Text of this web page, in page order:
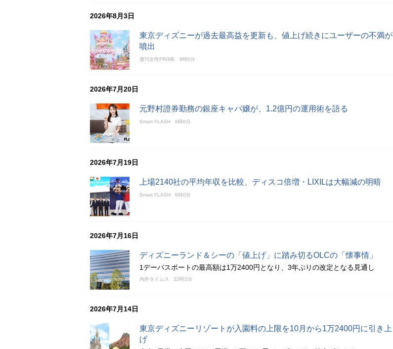
2026年8月3日
東京ディズニーが過去最高益を更新も、値上げ続きにユーザーの不満が
噴出
週刊女性PRIME 9時0分
2026年7月20日
元野村證券勤務の銀座キャバ嬢が、1.2億円の運用術を語る
Smart FLASH 6時0分
2026年7月19日
上場2140社の平均年収を比較、ディスコ倍増・LIXILは大幅減の明暗
Smart FLASH 6時0分
2026年7月16日
ディズニーランド＆シーの「値上げ」に踏み切るOLCの「懐事情」
1デーパスポートの最高額は1万2400円となり、3年ぶりの改定となる見通し
内外タイムス 22時2分
2026年7月14日
東京ディズニーリゾートが入園料の上限を10月から1万2400円に引き上
げ